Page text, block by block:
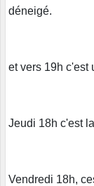
déneigé.
et vers 19h c'est
Jeudi 18h c'est
Vendredi 18h,